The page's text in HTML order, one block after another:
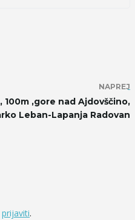
NAPREJ
100m ,gore nad Ajdovščino,
Leban-Lapanja Radovan
prijaviti.